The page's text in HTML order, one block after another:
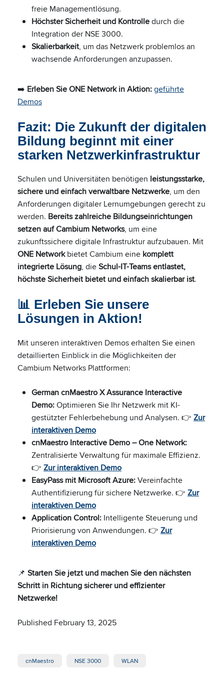
freie Managementlösung.
Höchster Sicherheit und Kontrolledurch die
Integration der NSE 3000.
Skalierbarkeit, um das Netzwerk problemlos an
wachsende Anforderungen anzupassen.
➡️ Erleben Sie ONE Network in Aktion:geführte
Demos
Fazit: Die Zukunft der digitalen
Bildung beginnt mit einer
starken Netzwerkinfrastruktur
Schulen und Universitäten benötigen leistungsstarke,
sichere und einfach verwaltbare Netzwerke, um den
Anforderungen digitaler Lernumgebungen gerecht zu
werden. Bereits zahlreiche Bildungseinrichtungen
setzen auf Cambium Networks, um eine
zukunftssichere digitale Infrastruktur aufzubauen. Mit
ONE Networkbietet Cambium eine komplett
integrierte Lösung, dieSchul-IT-Teams entlastet,
höchste Sicherheit bietet und einfach skalierbar ist.
📊 Erleben Sie unsere
Lösungen in Aktion!
Mit unseren interaktiven Demos erhalten Sie einen
detaillierten Einblick in die Möglichkeiten der
Cambium Networks Plattformen:
German cnMaestro X Assurance Interactive
Demo:Optimieren Sie Ihr Netzwerk mit KI-
gestützter Fehlerbehebung und Analysen. 👉 Zur
interaktiven Demo
cnMaestro Interactive Demo – One Network:
Zentralisierte Verwaltung für maximale Effizienz.
👉 Zur interaktiven Demo
EasyPass mit Microsoft Azure:Vereinfachte
Authentifizierung für sichere Netzwerke. 👉 Zur
interaktiven Demo
Application Control: Intelligente Steuerung und
Priorisierung von Anwendungen. 👉 Zur
interaktiven Demo
📌 Starten Sie jetzt und machen Sie den nächsten
Schritt in Richtung sicherer und effizienter
Netzwerke!
Published February 13, 2025
cnMaestro NSE 3000 WLAN